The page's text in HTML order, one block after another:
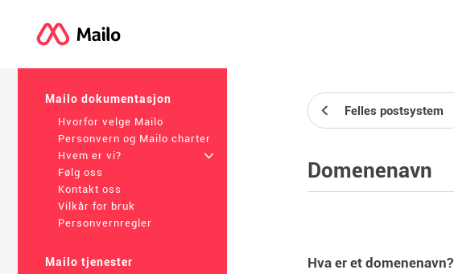
Mailo dokumentasjon
Hvorfor velge Mailo
Personvern og Mailo charter
Hvem er vi?
+
Følg oss
Kontakt oss
Vilkår for bruk
Personvernregler
Mailo tjenester
Felles postsystem
Domenenavn
Hva er et domenenavn?